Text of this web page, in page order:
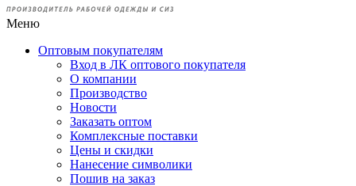
Меню
Оптовым покупателям
Вход в ЛК оптового покупателя
О компании
Производство
Новости
Заказать оптом
Комплексные поставки
Цены и скидки
Нанесение символики
Пошив на заказ